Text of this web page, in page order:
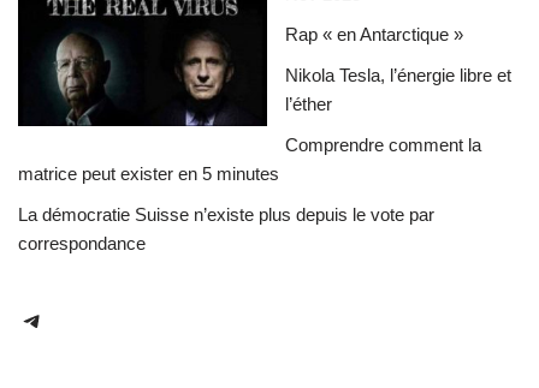
Rap « en Antarctique »
Nikola Tesla, l’énergie libre et
l’éther
Comprendre comment la
matrice peut exister en 5 minutes
La démocratie Suisse n’existe plus depuis le vote par
correspondance